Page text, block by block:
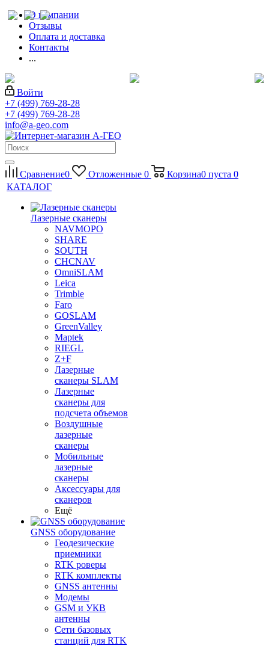
О компании
Отзывы
Оплата и доставка
Контакты
...
Войти
+7 (499) 769-28-28
+7 (499) 769-28-28
info@a-geo.com
Сравнение0 Отложенные 0 Корзина0 пуста 0
КАТАЛОГ
Лазерные сканеры
NAVMOPO
SHARE
SOUTH
CHCNAV
OmniSLAM
Leica
Trimble
Faro
GOSLAM
GreenValley
Maptek
RIEGL
Z+F
Лазерные
сканеры SLAM
Лазерные
сканеры для
подсчета объемов
Воздушные
лазерные
сканеры
Мобильные
лазерные
сканеры
Аксессуары для
сканеров
Ещё
GNSS оборудование
Геодезические
приемники
RTK роверы
RTK комплекты
GNSS антенны
Модемы
GSM и УКВ
антенны
Сети базовых
станций для RTK